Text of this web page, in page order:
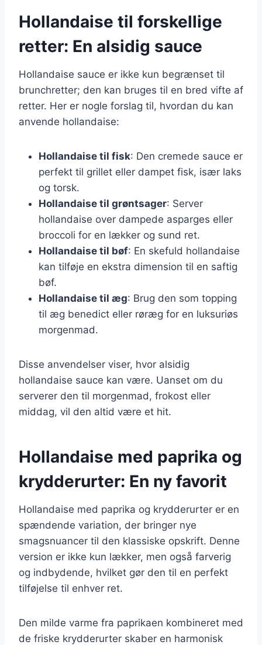
Hollandaise til forskellige
retter: En alsidig sauce
Hollandaise sauce er ikke kun begrænset til
brunchretter; den kan bruges til en bred vifte af
retter. Her er nogle forslag til, hvordan du kan
anvende hollandaise:
Hollandaise til fisk: Den cremede sauce er
perfekt til grillet eller dampet fisk, især laks
og torsk.
Hollandaise til grøntsager: Server
hollandaise over dampede asparges eller
broccoli for en lækker og sund ret.
Hollandaise til bøf: En skefuld hollandaise
kan tilføje en ekstra dimension til en saftig
bøf.
Hollandaise til æg: Brug den som topping
til æg benedict eller røræg for en luksuriøs
morgenmad.
Disse anvendelser viser, hvor alsidig
hollandaise sauce kan være. Uanset om du
serverer den til morgenmad, frokost eller
middag, vil den altid være et hit.
Hollandaise med paprika og
krydderurter: En ny favorit
Hollandaise med paprika og krydderurter er en
spændende variation, der bringer nye
smagsnuancer til den klassiske opskrift. Denne
version er ikke kun lækker, men også farverig
og indbydende, hvilket gør den til en perfekt
tilføjelse til enhver ret.
Den milde varme fra paprikaen kombineret med
de friske krydderurter skaber en harmonisk